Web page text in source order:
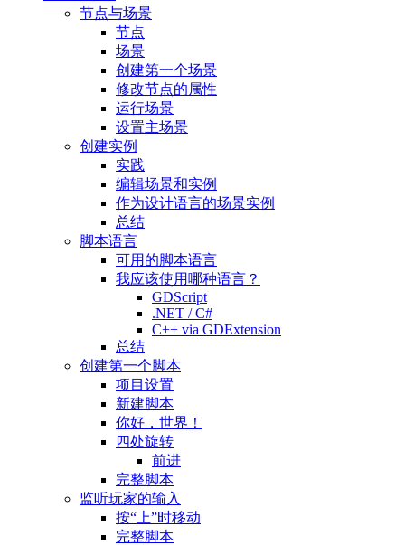
节点与场景
节点
场景
创建第一个场景
修改节点的属性
运行场景
设置主场景
创建实例
实践
编辑场景和实例
作为设计语言的场景实例
总结
脚本语言
可用的脚本语言
我应该使用哪种语言？
GDScript
.NET / C#
C++ via GDExtension
总结
创建第一个脚本
项目设置
新建脚本
你好，世界！
四处旋转
前进
完整脚本
监听玩家的输入
按“上”时移动
完整脚本